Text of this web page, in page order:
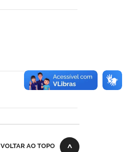
VOLTAR AO TOPO